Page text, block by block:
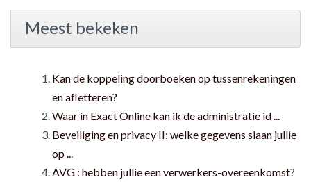
Meest bekeken
Kan de koppeling doorboeken op tussenrekeningen
en afletteren?
Waar in Exact Online kan ik de administratie id ...
Beveiliging en privacy II: welke gegevens slaan jullie
op ...
AVG : hebben jullie een verwerkers-overeenkomst?